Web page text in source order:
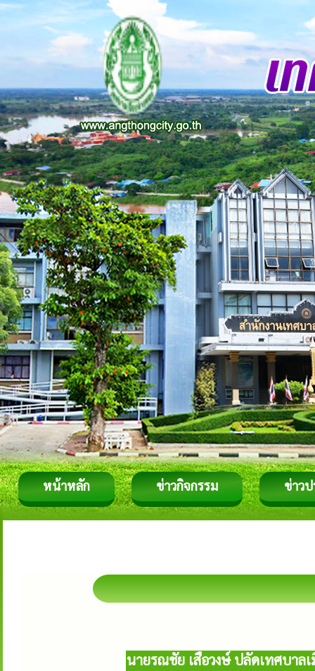
หน้าหลัก ข่าวกิจกรรม ข่าว
นายรณชัย เสือวงษ์ ปลัดเทศบาลเ